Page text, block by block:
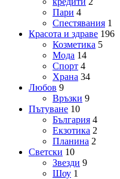
Пари 4
Спестявания 1
Красота и здраве 196
Козметика 5
Мода 14
Спорт 4
Храна 34
Любов 9
Връзки 9
Пътуване 10
България 4
Екзотика 2
Планина 2
Светски 10
Звезди 9
Шоу 1